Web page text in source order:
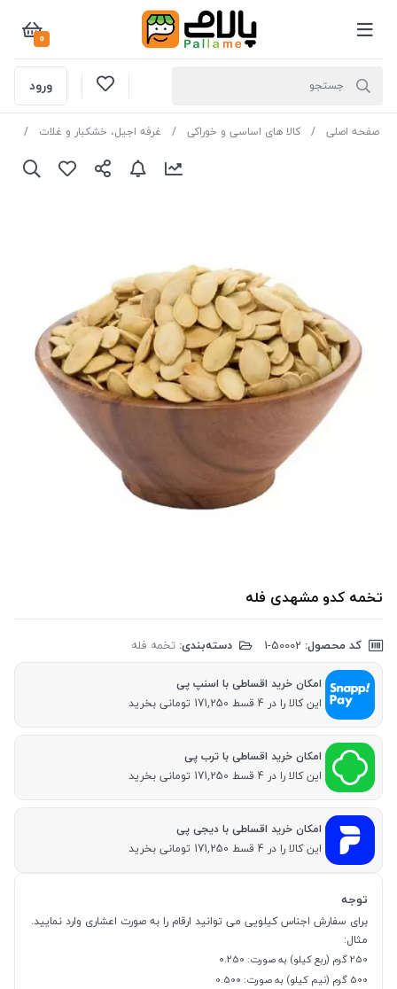
0
ورود
صفحه اصلی کالا های اساسی و خوراکی غرفه اجیل، خشکبار و غلات
تخمه کدو مشهدی فله
کد محصول: دسته‌بندی: تخمه فله
امکان خرید اقساطی با اسنپ پی
این کالا را در 4 قسط 171,250 تومانی بخرید
امکان خرید اقساطی با ترب پی
این کالا را در 4 قسط 171,250 تومانی بخرید
امکان خرید اقساطی با دیجی پی
این کالا را در 4 قسط 171,250 تومانی بخرید
توجه
برای سفارش اجناس کیلویی می توانید ارقام را به صورت اعشاری وارد نمایید.
مثال:
250 گرم (ربع کیلو) به صورت: 0.250
500 گرم (نیم کیلو) به صورت: 0.500